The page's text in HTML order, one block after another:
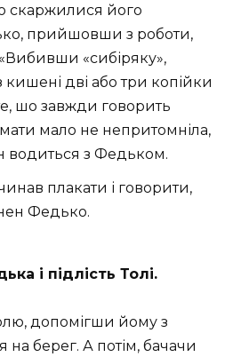
скаржилися його
прийшовши з роботи,
«сибіряку»,
дві або три копійки
шо завжди говорить
мало не непритомніла,
водиться з Федьком.
плакати і говорити,
Федько.
і підлість Толі.
допомігши йому з
берег. А потім, бачачи